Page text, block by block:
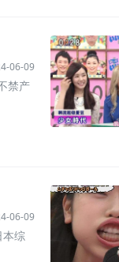
06-09
禁产
06-09
本综